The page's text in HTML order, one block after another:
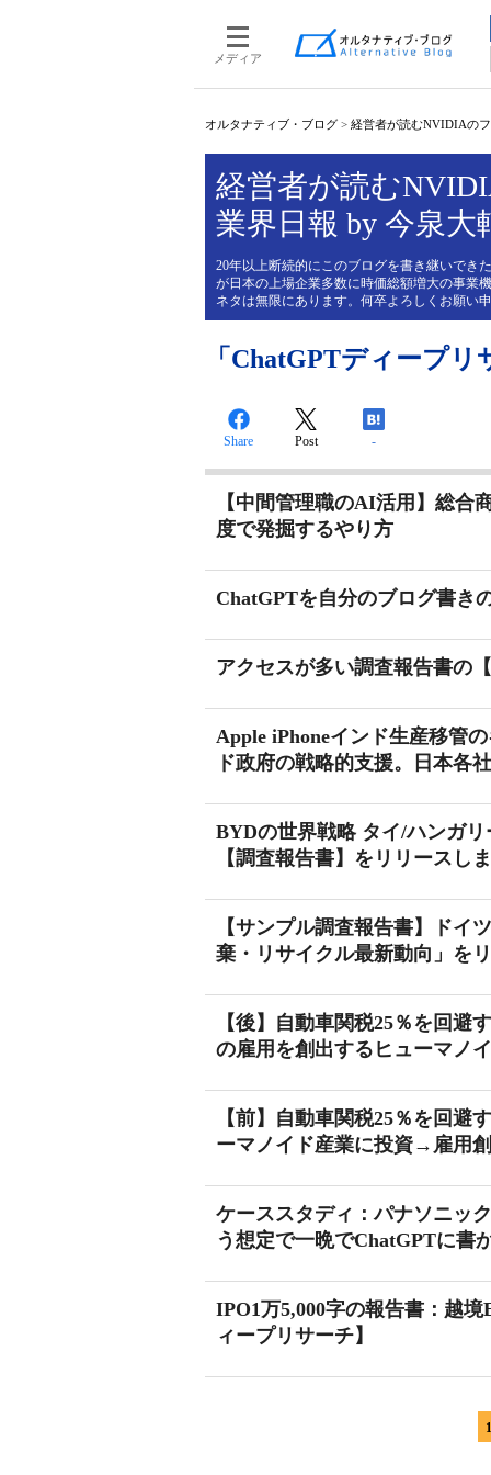
メディア
オルタナティブ・ブログ > 経営者が読むNVIDIAの
経営者が読む
業界日報 by 今泉大
20年以上断続的にこのブログを書き継いでき
が日本の上場企業多数に時価総額増大の事業
ネタは無限にあります。何卒よろしくお願い申
「ChatGPTディープ
Share Post -
【中間管理職のAI活用】総合
度で発掘するやり方
ChatGPTを自分のブログ書き
アクセスが多い調査報告書の
Apple iPhoneインド生産移管
ド政府の戦略的支援。日本各
BYDの世界戦略 タイ/ハンガ
【調査報告書】をリリースし
【サンプル調査報告書】ドイ
棄・リサイクル最新動向」を
【後】自動車関税25％を回避
の雇用を創出するヒューマノ
【前】自動車関税25％を回避
ーマノイド産業に投資→雇用
ケーススタディ：パナソニッ
う想定で一晩でChatGPTに書
IPO1万5,000字の報告書：越
ィープリサーチ】
1